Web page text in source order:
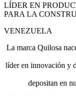
LÍDER EN
PARA LA
VENEZUELA
La marca Quilosa
líder en innovación y
depositan en